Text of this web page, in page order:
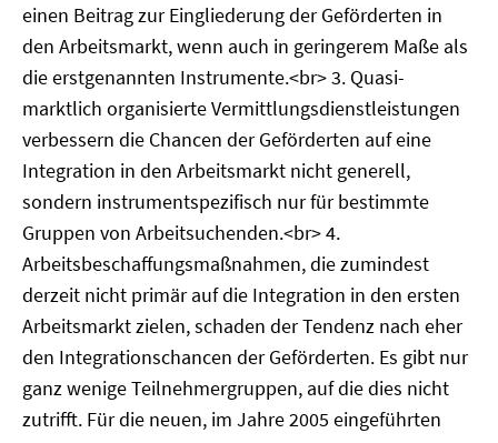
einen Beitrag zur Eingliederung der Geförderten in
den Arbeitsmarkt, wenn auch in geringerem Maße als
die erstgenannten Instrumente.<br> 3. Quasi-
marktlich organisierte Vermittlungsdienstleistungen
verbessern die Chancen der Geförderten auf eine
Integration in den Arbeitsmarkt nicht generell,
sondern instrumentspezifisch nur für bestimmte
Gruppen von Arbeitsuchenden.<br> 4.
Arbeitsbeschaffungsmaßnahmen, die zumindest
derzeit nicht primär auf die Integration in den ersten
Arbeitsmarkt zielen, schaden der Tendenz nach eher
den Integrationschancen der Geförderten. Es gibt nur
ganz wenige Teilnehmergruppen, auf die dies nicht
zutrifft. Für die neuen, im Jahre 2005 eingeführten